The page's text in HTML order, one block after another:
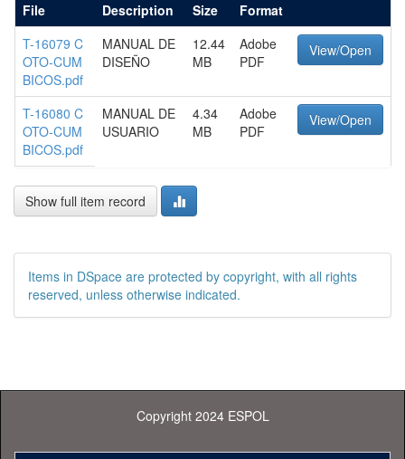
File Description Size
Format
T-16079 C
OTO-CUM
BICOS.pdf
MANUAL DE
DISEÑO
12.44
MB
Adobe
PDF
View/Open
T-16080 C
OTO-CUM
BICOS.pdf
MANUAL DE
USUARIO
4.34
MB
Adobe
PDF
View/Open
Show full item record
Items in DSpace are protected by copyright, with all rights
reserved, unless otherwise indicated.
Copyright 2024 ESPOL